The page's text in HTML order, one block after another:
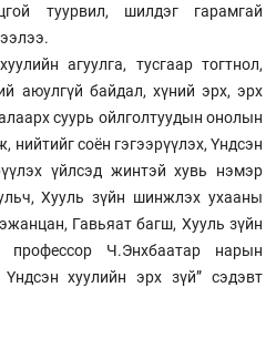
туурвил, шилдэг гарамгай
агуулга, тусгаар тогтнол,
аюулгүй байдал, хүний эрх, эрх
суурь ойлголтуудын онолын
нийтийг соён гэгээрүүлэх, Үндсэн
үйлсэд жинтэй хувь нэмэр
Хууль зүйн шинжлэх ухааны
Гавьяат багш, Хууль зүйн
Ч.Энхбаатар нарын
хуулийн эрх зүй” сэдэвт